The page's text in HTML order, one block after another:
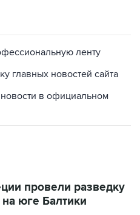
главных новостей сайта
в официальном
юге Балтики